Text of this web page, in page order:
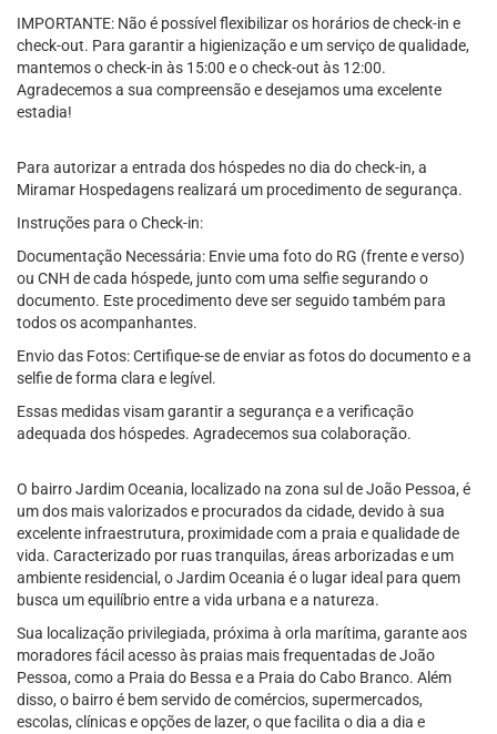
IMPORTANTE: Não é possível flexibilizar os horários de check-in e
check-out. Para garantir a higienização e um serviço de qualidade,
mantemos o check-in às 15:00 e o check-out às 12:00.
Agradecemos a sua compreensão e desejamos uma excelente
estadia!
Para autorizar a entrada dos hóspedes no dia do check-in, a
Miramar Hospedagens realizará um procedimento de segurança.
Instruções para o Check-in:
Documentação Necessária: Envie uma foto do RG (frente e verso)
ou CNH de cada hóspede, junto com uma selfie segurando o
documento. Este procedimento deve ser seguido também para
todos os acompanhantes.
Envio das Fotos: Certifique-se de enviar as fotos do documento e a
selfie de forma clara e legível.
Essas medidas visam garantir a segurança e a verificação
adequada dos hóspedes. Agradecemos sua colaboração.
O bairro Jardim Oceania, localizado na zona sul de João Pessoa, é
um dos mais valorizados e procurados da cidade, devido à sua
excelente infraestrutura, proximidade com a praia e qualidade de
vida. Caracterizado por ruas tranquilas, áreas arborizadas e um
ambiente residencial, o Jardim Oceania é o lugar ideal para quem
busca um equilíbrio entre a vida urbana e a natureza.
Sua localização privilegiada, próxima à orla marítima, garante aos
moradores fácil acesso às praias mais frequentadas de João
Pessoa, como a Praia do Bessa e a Praia do Cabo Branco. Além
disso, o bairro é bem servido de comércios, supermercados,
escolas, clínicas e opções de lazer, o que facilita o dia a dia e